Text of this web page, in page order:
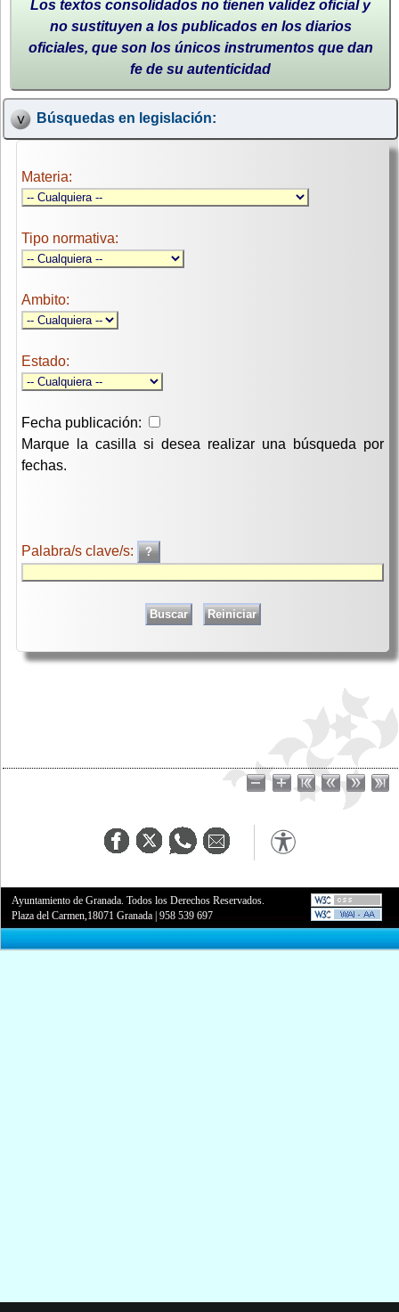
Los textos consolidados no tienen validez oficial y
no sustituyen a los publicados en los diarios
oficiales, que son los únicos instrumentos que dan
fe de su autenticidad
Búsquedas en legislación:
Materia:
Tipo normativa:
Ambito:
Estado:
Fecha publicación:
Marque la casilla si desea realizar una búsqueda por
fechas.
Palabra/s clave/s:
Ayuntamiento de Granada. Todos los Derechos Reservados.
Plaza del Carmen,18071 Granada |958 539 697